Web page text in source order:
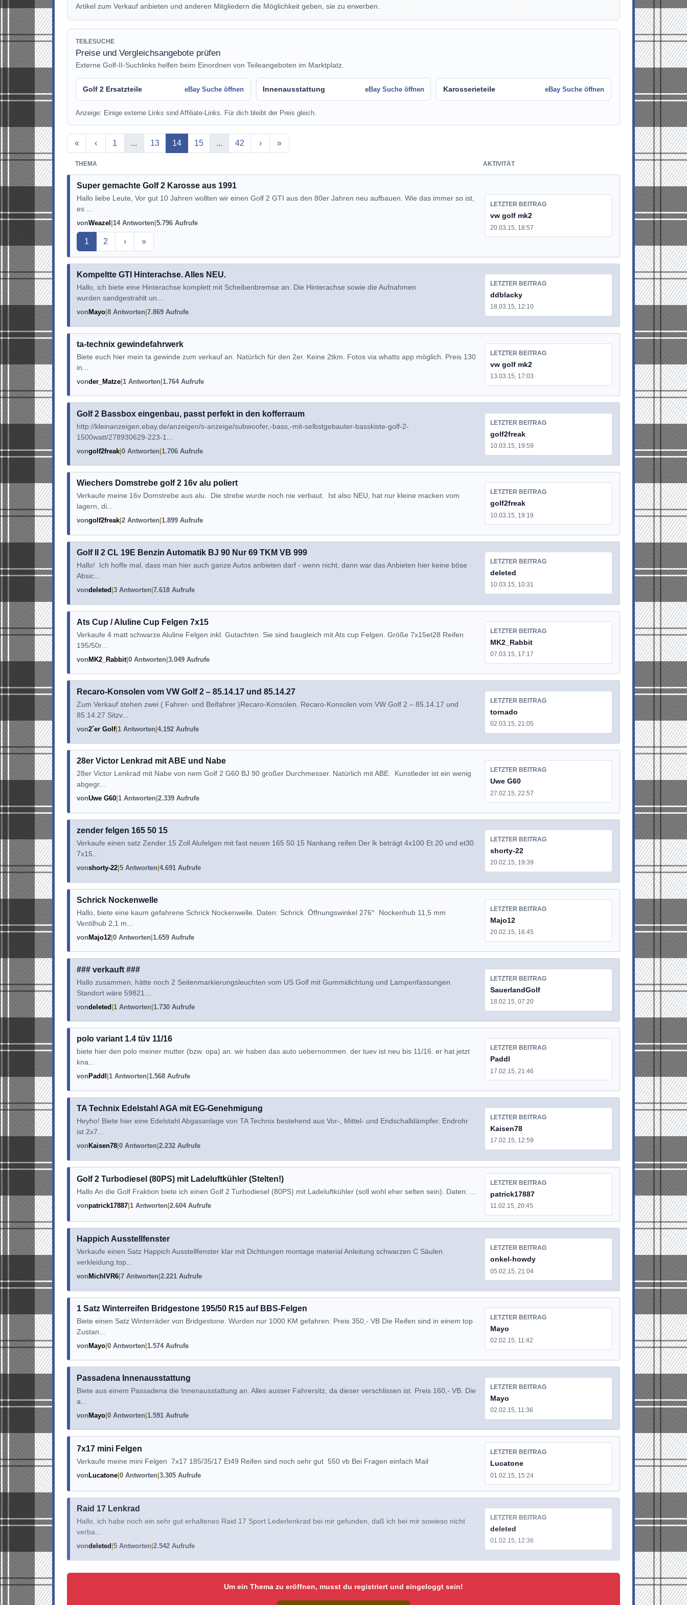
Artikel zum Verkauf anbieten und anderen Mitgliedern die Möglichkeit geben, sie zu erwerben.
TEILESUCHE
Preise und Vergleichsangebote prüfen
Externe Golf-II-Suchlinks helfen beim Einordnen von Teileangeboten im Marktplatz.
Golf 2 Ersatzteile eBay Suche öffnen Innenausstattung eBay Suche öffnen Karosserieteile eBay Suche öffnen
Anzeige: Einige externe Links sind Affiliate-Links. Für dich bleibt der Preis gleich.
« ‹ 1 ... 13 Aktuelle Seite
14 15 ... 42 › »
THEMA AKTIVITÄT
Super gemachte Golf 2 Karosse aus 1991
Hallo liebe Leute, Vor gut 10 Jahren wollten wir einen Golf 2 GTI aus den 80er Jahren neu aufbauen. Wie das immer so ist,
es ...
vonWeazel 14 Antworten 5.796 Aufrufe
Aktuelle Seite
1 2 › »
LETZTER BEITRAG
vw golf mk2
20.03.15, 18:57
Kompeltte GTI Hinterachse. Alles NEU.
Hallo, ich biete eine Hinterachse komplett mit Scheibenbremse an. Die Hinterachse sowie die Aufnahmen
wurden sandgestrahlt un...
von Mayo 8 Antworten 7.869 Aufrufe
LETZTER BEITRAG
ddblacky
18.03.15, 12:10
ta-technix gewindefahrwerk
Biete euch hier mein ta gewinde zum verkauf an. Natürlich für den 2er. Keine 2tkm. Fotos via whatts app möglich. Preis 130
in...
vonder_Matze 1 Antworten 1.764 Aufrufe
LETZTER BEITRAG
vw golf mk2
13.03.15, 17:03
Golf 2 Bassbox eingenbau, passt perfekt in den kofferraum
http://kleinanzeigen.ebay.de/anzeigen/s-anzeige/subwoofer,-bass,-mit-selbstgebauter-basskiste-golf-2-
1500watt/278930629-223-1...
vongolf2freak 0 Antworten 1.706 Aufrufe
LETZTER BEITRAG
golf2freak
10.03.15, 19:59
Wiechers Domstrebe golf 2 16v alu poliert
Verkaufe meine 16v Domstrebe aus alu. Die strebe wurde noch nie verbaut. Ist also NEU, hat nur kleine macken vom
lagern, di...
vongolf2freak 2 Antworten 1.899 Aufrufe
LETZTER BEITRAG
golf2freak
10.03.15, 19:19
Golf II 2 CL 19E Benzin Automatik BJ 90 Nur 69 TKM VB 999
Hallo! Ich hoffe mal, dass man hier auch ganze Autos anbieten darf - wenn nicht, dann war das Anbieten hier keine böse
Absic...
vondeleted 3 Antworten 7.618 Aufrufe
LETZTER BEITRAG
deleted
10.03.15, 10:31
Ats Cup / Aluline Cup Felgen 7x15
Verkaufe 4 matt schwarze Aluline Felgen inkl. Gutachten. Sie sind baugleich mit Ats cup Felgen. Größe 7x15et28 Reifen
195/50r...
vonMK2_Rabbit 0 Antworten 3.049 Aufrufe
LETZTER BEITRAG
MK2_Rabbit
07.03.15, 17:17
Recaro-Konsolen vom VW Golf 2 – 85.14.17 und 85.14.27
Zum Verkauf stehen zwei ( Fahrer- und Beifahrer )Recaro-Konsolen. Recaro-Konsolen vom VW Golf 2 – 85.14.17 und
85.14.27 Sitzv...
von2´er Golf 1 Antworten 4.192 Aufrufe
LETZTER BEITRAG
tornado
02.03.15, 21:05
28er Victor Lenkrad mit ABE und Nabe
28er Victor Lenkrad mit Nabe von nem Golf 2 G60 BJ 90 großer Durchmesser. Natürlich mit ABE. Kunstleder ist ein wenig
abgegr...
vonUwe G60 1 Antworten 2.339 Aufrufe
LETZTER BEITRAG
Uwe G60
27.02.15, 22:57
zender felgen 165 50 15
Verkaufe einen satz Zender 15 Zoll Alufelgen mit fast neuen 165 50 15 Nankang reifen Der lk beträgt 4x100 Et 20 und et30
7x15...
vonshorty-22 5 Antworten 4.691 Aufrufe
LETZTER BEITRAG
shorty-22
20.02.15, 19:39
Schrick Nockenwelle
Hallo, biete eine kaum gefahrene Schrick Nockenwelle. Daten: Schrick Öffnungswinkel 276° Nockenhub 11,5 mm
Ventilhub 2,1 m...
vonMajo12 0 Antworten 1.659 Aufrufe
LETZTER BEITRAG
Majo12
20.02.15, 16:45
### verkauft ###
Hallo zusammen, hätte noch 2 Seitenmarkierungsleuchten vom US Golf mit Gummidichtung und Lampenfassungen.
Standort wäre 59821...
vondeleted 1 Antworten 1.730 Aufrufe
LETZTER BEITRAG
SauerlandGolf
18.02.15, 07:20
polo variant 1.4 tüv 11/16
biete hier den polo meiner mutter (bzw. opa) an. wir haben das auto uebernommen. der tuev ist neu bis 11/16. er hat jetzt
kna...
vonPaddl 1 Antworten 1.568 Aufrufe
LETZTER BEITRAG
Paddl
17.02.15, 21:46
TA Technix Edelstahl AGA mit EG-Genehmigung
Heyho! Biete hier eine Edelstahl Abgasanlage von TA Technix bestehend aus Vor-, Mittel- und Endschalldämpfer. Endrohr
ist 2x7...
von Kaisen78 0 Antworten 2.232 Aufrufe
LETZTER BEITRAG
Kaisen78
17.02.15, 12:59
Golf 2 Turbodiesel (80PS) mit Ladeluftkühler (Stelten!)
Hallo An die Golf Fraktion biete ich einen Golf 2 Turbodiesel (80PS) mit Ladeluftkühler (soll wohl eher selten sein). Daten: ...
vonpatrick17887 1 Antworten 2.604 Aufrufe
LETZTER BEITRAG
patrick17887
11.02.15, 20:45
Happich Ausstellfenster
Verkaufe einen Satz Happich Ausstellfenster klar mit Dichtungen montage material Anleitung schwarzen C Säulen
verkleidung.top...
von MichlVR6 7 Antworten 2.221 Aufrufe
LETZTER BEITRAG
onkel-howdy
05.02.15, 21:04
1 Satz Winterreifen Bridgestone 195/50 R15 auf BBS-Felgen
Biete einen Satz Winterräder von Bridgestone. Wurden nur 1000 KM gefahren. Preis 350,- VB Die Reifen sind in einem top
Zustan...
vonMayo 0 Antworten 1.574 Aufrufe
LETZTER BEITRAG
Mayo
02.02.15, 11:42
Passadena Innenausstattung
Biete aus einem Passadena die Innenausstattung an. Alles ausser Fahrersitz, da dieser verschlissen ist. Preis 160,- VB. Die
a...
von Mayo 0 Antworten 1.591 Aufrufe
LETZTER BEITRAG
Mayo
02.02.15, 11:36
7x17 mini Felgen
Verkaufe meine mini Felgen 7x17 185/35/17 Et49 Reifen sind noch sehr gut 550 vb Bei Fragen einfach Mail
vonLucatone 0 Antworten 3.305 Aufrufe
LETZTER BEITRAG
Lucatone
01.02.15, 15:24
Raid 17 Lenkrad
Hallo, ich habe noch ein sehr gut erhaltenes Raid 17 Sport Lederlenkrad bei mir gefunden, daß ich bei mir sowieso nicht
verba...
vondeleted 5 Antworten 2.542 Aufrufe
LETZTER BEITRAG
deleted
01.02.15, 12:36
Um ein Thema zu eröffnen, musst du registriert und eingeloggt sein!